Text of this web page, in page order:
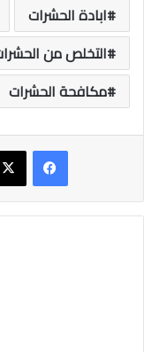
ابادة الحشرات
التخلص من
مكافحة الحشرات